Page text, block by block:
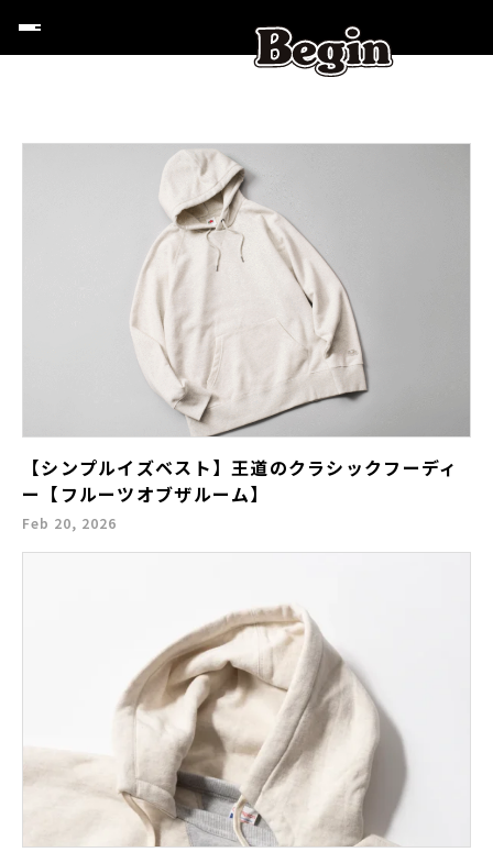
【シンプルイズベスト】王道のクラシックフーディ
ー【フルーツオブザルーム】
Feb 20, 2026